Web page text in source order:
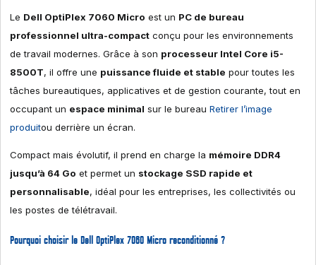
Le Dell OptiPlex 7060 Micro est un PC de bureau
professionnel ultra-compact conçu pour les environnements
de travail modernes. Grâce à son processeur Intel Core i5-
8500T, il offre une puissance fluide et stable pour toutes les
tâches bureautiques, applicatives et de gestion courante, tout en
occupant un espace minimal sur le bureauRetirer l’image
produitou derrière un écran.
Compact mais évolutif, il prend en charge la mémoire DDR4
jusqu’à 64 Go et permet un stockage SSD rapide et
personnalisable, idéal pour les entreprises, les collectivités ou
les postes de télétravail.
Pourquoi choisir le Dell OptiPlex 7060 Micro reconditionné ?